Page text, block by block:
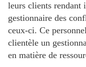
leurs clients rendant
gestionnaire des
ceux-ci. Ce
clientèle un
en matière de